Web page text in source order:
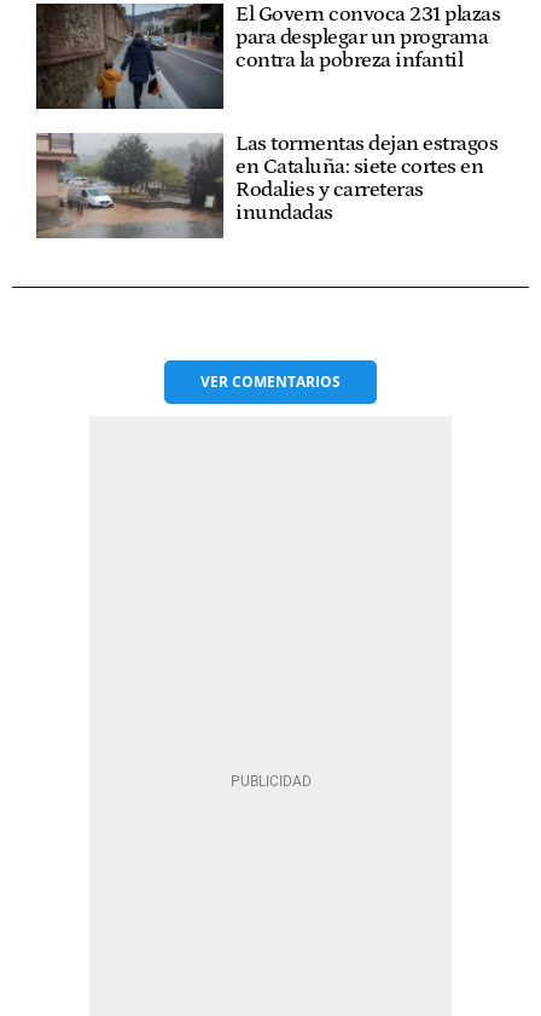
El Govern convoca 231 plazas
para desplegar un programa
contra la pobreza infantil
Las tormentas dejan estragos
en Cataluña: siete cortes en
Rodalies y carreteras
inundadas
VERCOMENTARIOS